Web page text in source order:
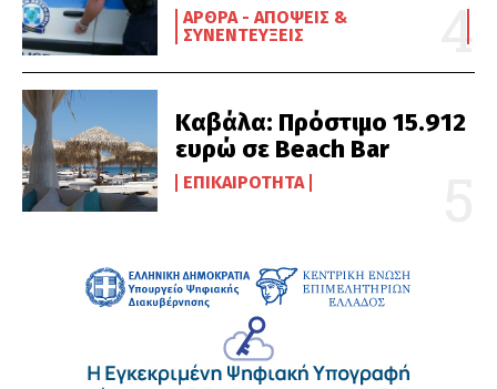
ΆΡΘΡΑ - ΑΠΌΨΕΙΣ &
ΣΥΝΕΝΤΕΎΞΕΙΣ
Καβάλα: Πρόστιμο 15.912
ευρώ σε Beach Bar
ΕΠΙΚΑΙΡΌΤΗΤΑ